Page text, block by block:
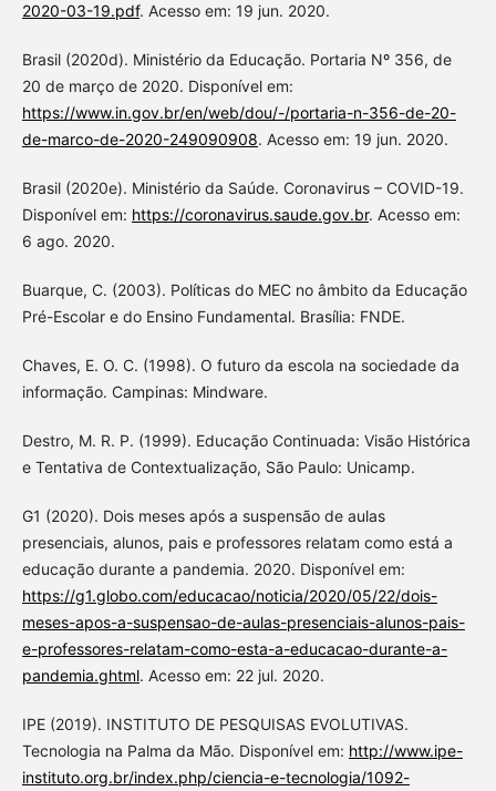
2020-03-19.pdf. Acesso em: 19 jun. 2020.
Brasil (2020d). Ministério da Educação. Portaria Nº 356, de
20 de março de 2020. Disponível em:
https://www.in.gov.br/en/web/dou/-/portaria-n-356-de-20-
de-marco-de-2020-249090908. Acesso em: 19 jun. 2020.
Brasil (2020e). Ministério da Saúde. Coronavirus – COVID-19.
Disponível em: https://coronavirus.saude.gov.br. Acesso em:
6 ago. 2020.
Buarque, C. (2003). Políticas do MEC no âmbito da Educação
Pré-Escolar e do Ensino Fundamental. Brasília: FNDE.
Chaves, E. O. C. (1998). O futuro da escola na sociedade da
informação. Campinas: Mindware.
Destro, M. R. P. (1999). Educação Continuada: Visão Histórica
e Tentativa de Contextualização, São Paulo: Unicamp.
G1 (2020). Dois meses após a suspensão de aulas
presenciais, alunos, pais e professores relatam como está a
educação durante a pandemia. 2020. Disponível em:
https://g1.globo.com/educacao/noticia/2020/05/22/dois-
meses-apos-a-suspensao-de-aulas-presenciais-alunos-pais-
e-professores-relatam-como-esta-a-educacao-durante-a-
pandemia.ghtml. Acesso em: 22 jul. 2020.
IPE (2019). INSTITUTO DE PESQUISAS EVOLUTIVAS.
Tecnologia na Palma da Mão. Disponível em: http://www.ipe-
instituto.org.br/index.php/ciencia-e-tecnologia/1092-